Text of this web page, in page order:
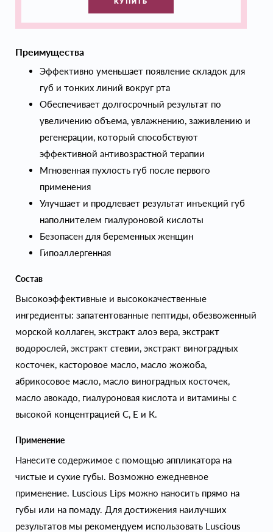
Преимущества
Эффективно уменьшает появление складок для
губ и тонких линий вокруг рта
Обеспечивает долгосрочный результат по
увеличению объема, увлажнению, заживлению и
регенерации, который способствуют
эффективной антивозрастной терапии
Мгновенная пухлость губ после первого
применения
Улучшает и продлевает результат инъекций губ
наполнителем гиалуроновой кислоты
Безопасен для беременных женщин
Гипоаллергенная
Состав
Высокоэффективные и высококачественные
ингредиенты: запатентованные пептиды, обезвоженный
морской коллаген, экстракт алоэ вера, экстракт
водорослей, экстракт стевии, экстракт виноградных
косточек, касторовое масло, масло жожоба,
абрикосовое масло, масло виноградных косточек,
масло авокадо, гиалуроновая кислота и витамины с
высокой концентрацией С, Е и К.
Применение
Нанесите содержимое с помощью аппликатора на
чистые и сухие губы. Возможно ежедневное
применение. Luscious Lips можно наносить прямо на
губы или на помаду. Для достижения наилучших
результатов мы рекомендуем использовать Luscious